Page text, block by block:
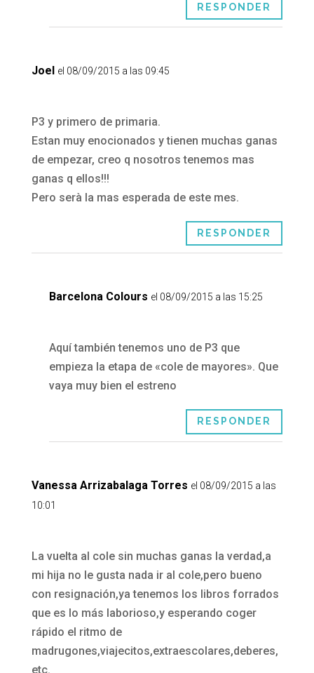
RESPONDER
Joel el 08/09/2015 a las 09:45
P3 y primero de primaria.
Estan muy enocionados y tienen muchas ganas
de empezar, creo q nosotros tenemos mas
ganas q ellos!!!
Pero serà la mas esperada de este mes.
RESPONDER
Barcelona Colours el 08/09/2015 a las 15:25
Aquí también tenemos uno de P3 que
empieza la etapa de «cole de mayores». Que
vaya muy bien el estreno
RESPONDER
Vanessa Arrizabalaga Torres el 08/09/2015 a las
10:01
La vuelta al cole sin muchas ganas la verdad,a
mi hija no le gusta nada ir al cole,pero bueno
con resignación,ya tenemos los libros forrados
que es lo más laborioso,y esperando coger
rápido el ritmo de
madrugones,viajecitos,extraescolares,deberes,
etc.